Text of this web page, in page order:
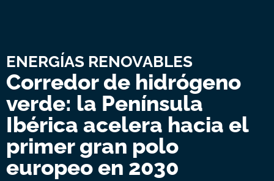
ENERGÍAS RENOVABLES
Corredor de hidrógeno
verde: la Península
Ibérica acelera hacia el
primer gran polo
europeo en 2030